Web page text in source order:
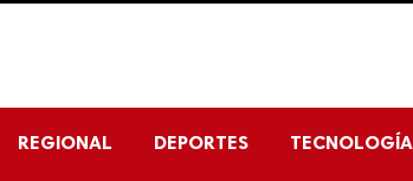
REGIONAL DEPORTES TECNOLOGÍA